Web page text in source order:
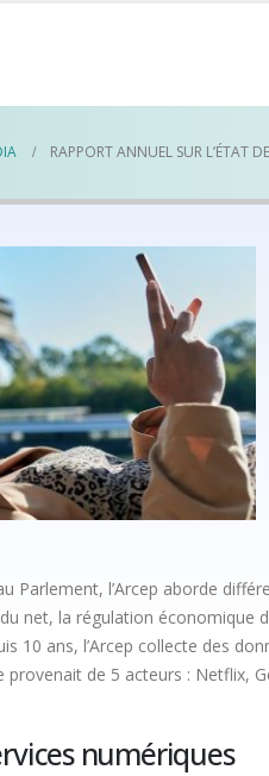
RAPPORT ANNUEL SUR L’ÉTAT
Parlement, l’Arcep aborde
net, la régulation économique
10 ans, l’Arcep collecte des
provenait de 5 acteurs : Netflix,
numériques